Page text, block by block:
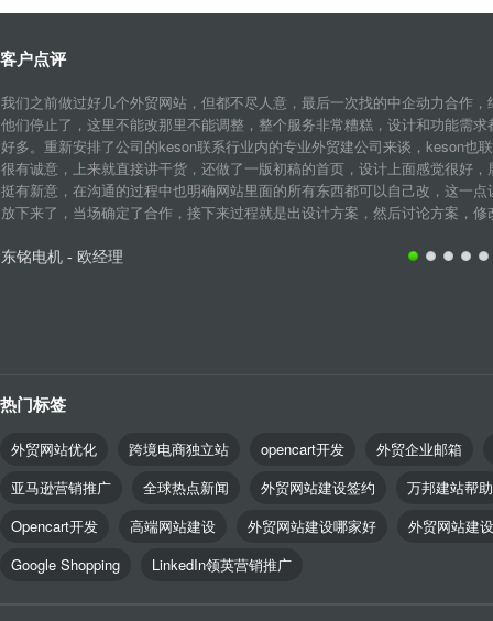
客户点评
我们之前做过好几个外贸网站，但都不尽人意，最后一次找的中企动力合作
他们停止了，这里不能改那里不能调整，整个服务非常糟糕，设计和功能需
好多。重新安排了公司的keson联系行业内的专业外贸建公司来谈，keson也
很有诚意，上来就直接讲干货，还做了一版初稿的首页，设计上面感觉很好
挺有新意，在沟通的过程中也明确网站里面的所有东西都可以自己改，这一
放下来了，当场确定了合作，接下来过程就是出设计方案，然后讨论方案，
东铭电机 - 欧经理
热门标签
外贸网站优化 跨境电商独立站 opencart开发
外贸企业邮箱
亚马逊营销推广
全球热点新闻 外贸网站建设签约
万邦建站帮助
Opencart开发
高端网站建设 外贸网站建设哪家好
外贸网站建
Google Shopping
LinkedIn领英营销推广